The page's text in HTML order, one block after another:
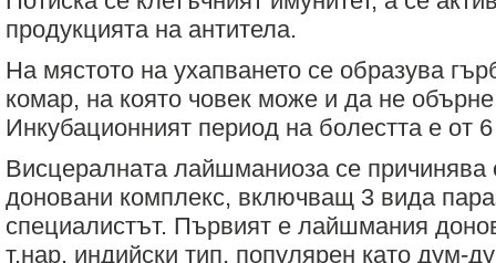
продукцията на антитела.
На мястото на ухапването се образува
комар, на която човек може и да не
Инкубационният период на болестта е от
Висцералната лайшманиоза се
доновани комплекс, включващ 3 вида
специалистът. Първият е лайшмания
т.нар. индийски тип, популярен като дум-